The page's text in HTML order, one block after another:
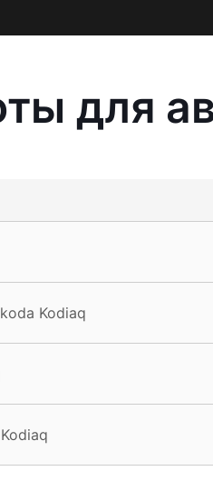
для
Kodiaq